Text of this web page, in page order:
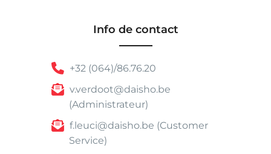
Info de contact
+32 (064)/86.76.20
v.verdoot@daisho.be
(Administrateur)
f.leuci@daisho.be (Customer
Service)